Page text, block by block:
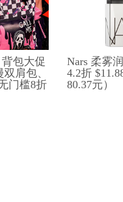
背包大促
肩包、​​
门槛8折
Nars 柔雾
4.2折
80.37元）